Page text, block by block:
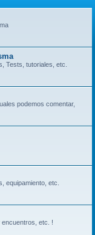
Tests, tutoriales, etc.
podemos comentar,
equipamiento, etc.
etc. !